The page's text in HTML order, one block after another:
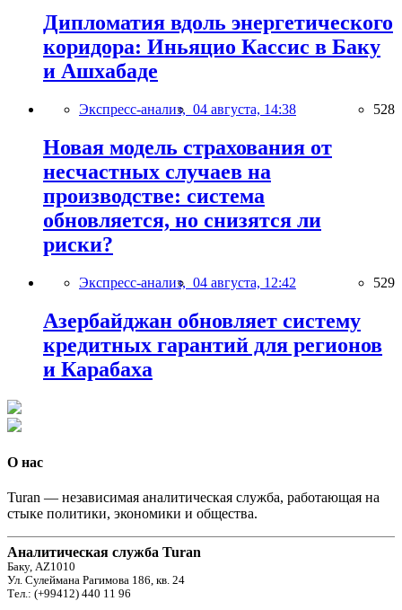
Дипломатия вдоль энергетического
коридора: Иньяцио Кассис в Баку
и Ашхабаде
Экспресс-анализ, 04 августа, 14:38 528
Новая модель страхования от
несчастных случаев на
производстве: система
обновляется, но снизятся ли
риски?
Экспресс-анализ, 04 августа, 12:42 529
Азербайджан обновляет систему
кредитных гарантий для регионов
и Карабаха
О нас
Turan — независимая аналитическая служба, работающая на
стыке политики, экономики и общества.
Аналитическая служба Turan
Баку, AZ1010
Ул. Сулеймана Рагимова 186, кв. 24
Тел.: (+99412) 440 11 96